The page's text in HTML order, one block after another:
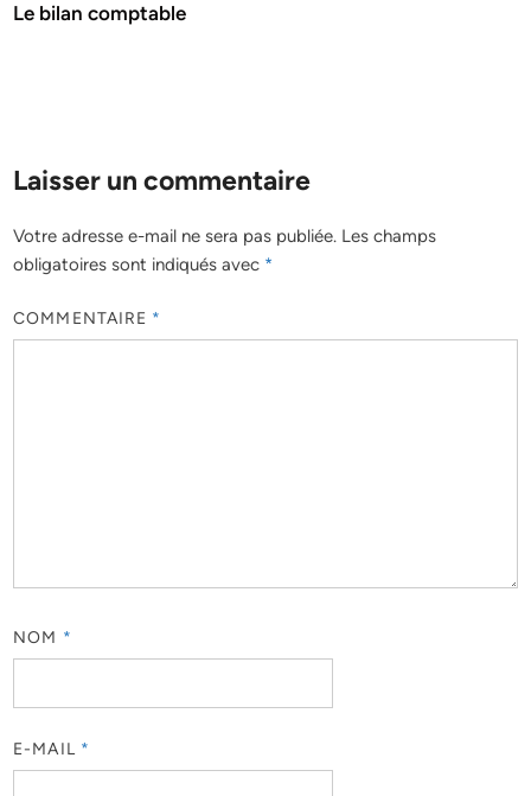
Le bilan comptable
Laisser un commentaire
Votre adresse e-mail ne sera pas publiée. Les champs
obligatoires sont indiqués avec *
COMMENTAIRE *
NOM *
E-MAIL *